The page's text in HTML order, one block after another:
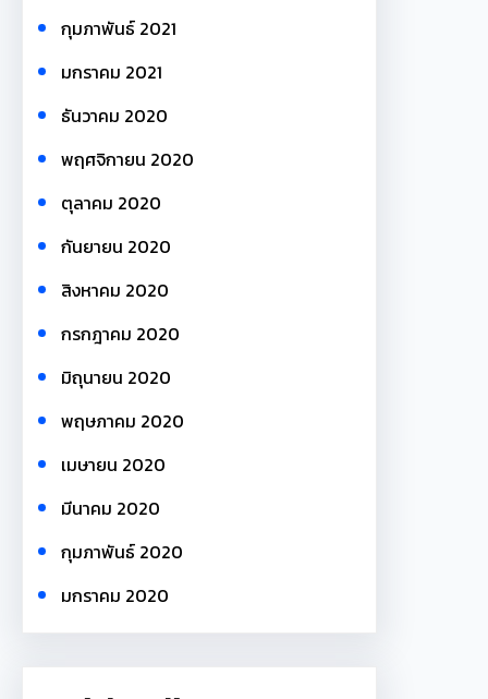
กุมภาพันธ์ 2021
มกราคม 2021
ธันวาคม 2020
พฤศจิกายน 2020
ตุลาคม 2020
กันยายน 2020
สิงหาคม 2020
กรกฎาคม 2020
มิถุนายน 2020
พฤษภาคม 2020
เมษายน 2020
มีนาคม 2020
กุมภาพันธ์ 2020
มกราคม 2020